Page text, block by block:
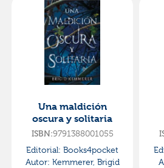
Una maldición
oscura y solitaria
ISBN:9791388001055
Editorial: Books4pocket
Autor: Kemmerer, Brigid